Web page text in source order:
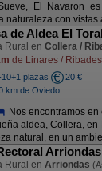
El Navaron
naturaleza con vistas
de Aldea El Toral
Rural en Collera /
de Linares /
plazas
20 €
km de Oviedo
Nos encontramos
aldea, Collera,
natural, en un
Arriondas
Rural en Arriondas